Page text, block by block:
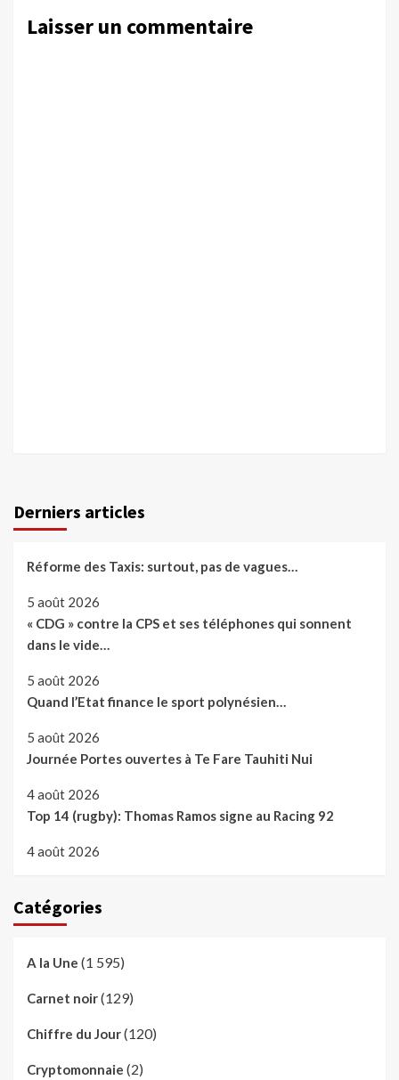
Laisser un commentaire
Derniers articles
Réforme des Taxis: surtout, pas de vagues…
5 août 2026
« CDG » contre la CPS et ses téléphones qui sonnent
dans le vide…
5 août 2026
Quand l’Etat finance le sport polynésien…
5 août 2026
Journée Portes ouvertes à Te Fare Tauhiti Nui
4 août 2026
Top 14 (rugby): Thomas Ramos signe au Racing 92
4 août 2026
Catégories
A la Une (1 595)
Carnet noir(129)
Chiffre du Jour(120)
Cryptomonnaie (2)